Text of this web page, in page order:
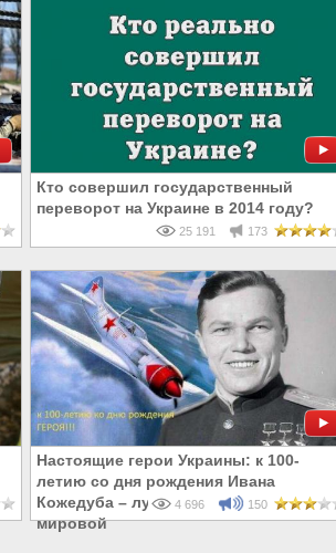
Кто совершил государственный
переворот на Украине в 2014 году?
25 191 173
Настоящие герои Украины: к 100-
летию со дня рождения Ивана
Кожедуба – лучшего аса Второй
мировой
4 696 150